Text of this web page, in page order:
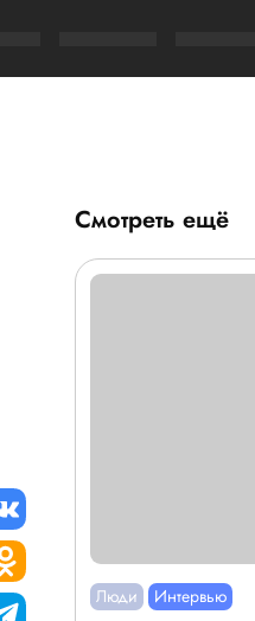
Смотреть ещё
Люди Интервью